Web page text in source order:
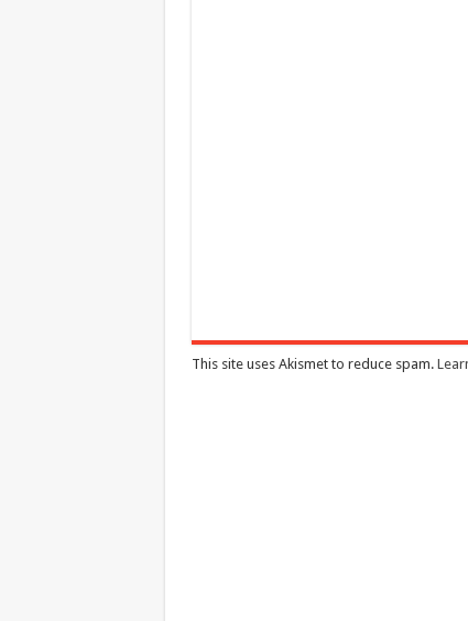
This site uses Akismet to reduce spam.